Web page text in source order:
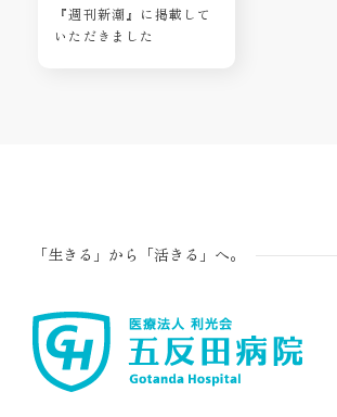
『週刊新潮』に掲載して
いただきました
「生きる」から「活きる」へ。